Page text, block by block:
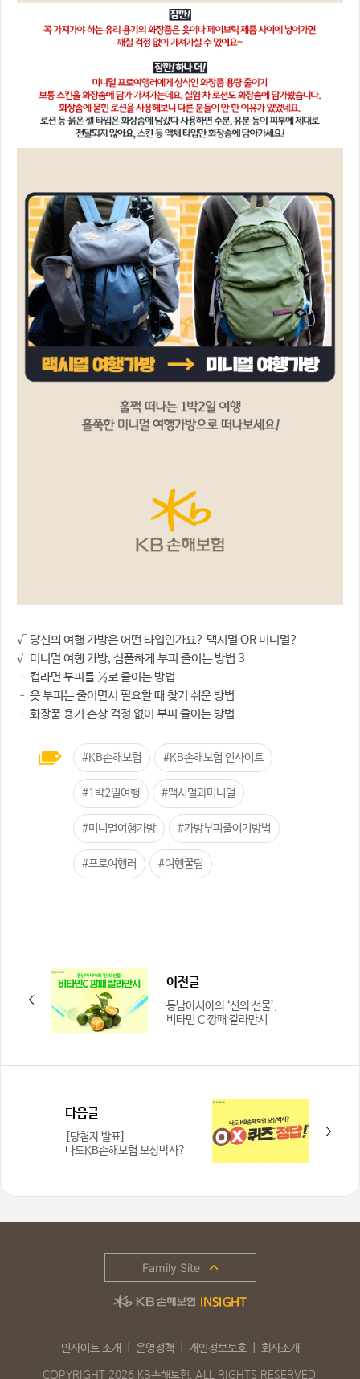
√ 당신의 여행 가방은 어떤 타입인가요? 맥시멀 OR 미니멀?
√ 미니멀 여행 가방, 심플하게 부피 줄이는 방법 3
– 컵라면 부피를 ½로 줄이는 방법
– 옷 부피는 줄이면서 필요할 때 찾기 쉬운 방법
– 화장품 용기 손상 걱정 없이 부피 줄이는 방법
#KB손해보험 #KB손해보험 인사이트
#1박2일여행 #맥시멀과미니멀
#미니멀여행가방 #가방부피줄이기방법
#프로여행러 #여행꿀팁
이전글
동남아시아의 ‘신의 선물’,
비타민 C 깡패 칼라만시
다음글
[당첨자 발표]
나도KB손해보험 보상박사?
인사이트 소개 운영정책 개인정보보호 회사소개
COPYRIGHT 2026 KB손해보험. ALL RIGHTS RESERVED.
Family Site